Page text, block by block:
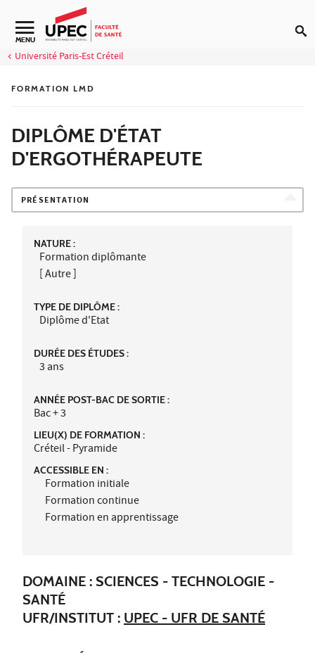
Aller au contenu
Navigation secondaire
MENU
Université Paris-Est Créteil
FORMATION LMD
DIPLÔME D'ÉTAT
D'ERGOTHÉRAPEUTE
PRÉSENTATION
NATURE :
Formation diplômante
[ Autre ]
TYPE DE DIPLÔME :
Diplôme d'Etat
DURÉE DES ÉTUDES :
3 ans
ANNÉE POST-BAC DE SORTIE :
Bac + 3
LIEU(X) DE FORMATION :
Créteil - Pyramide
ACCESSIBLE EN :
Formation initiale
Formation continue
Formation en apprentissage
DOMAINE : SCIENCES - TECHNOLOGIE -
SANTÉ
UFR/INSTITUT : UPEC - UFR DE SANTÉ